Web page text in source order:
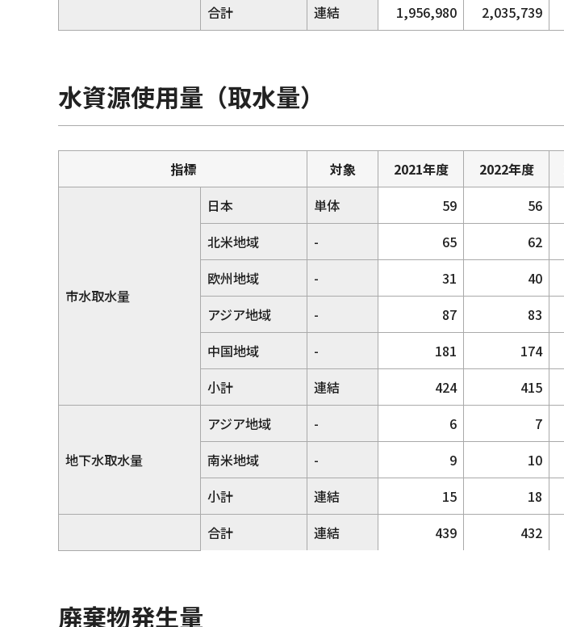
合計 連結 1,956,980 2,035,739
水資源使用量（取水量）
指標 対象 2021年度 2022年度
市水取水量
日本 単体 59 56
北米地域 - 65 62
欧州地域 - 31 40
アジア地域 - 87 83
中国地域 - 181 174
小計 連結 424 415
地下水取水量
アジア地域 - 6 7
南米地域 - 9 10
小計 連結 15 18
合計 連結 439 432
廃棄物発生量